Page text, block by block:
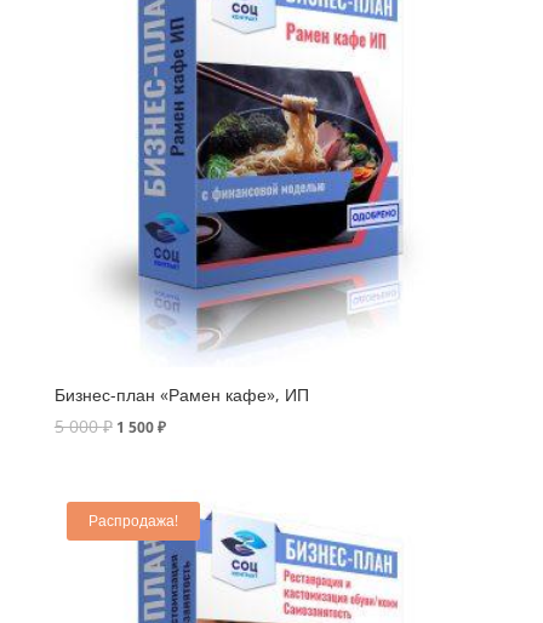
Бизнес-план «Рамен кафе», ИП
5 000₽ 1 500₽
Распродажа!